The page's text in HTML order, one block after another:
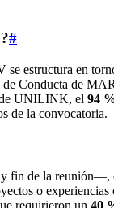
#
estructura en
Conducta de
de UNILINK, el 94
de la convocatoria.
fin de la reunión—,
o experiencias